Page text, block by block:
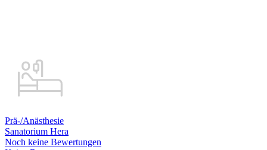
Prä-/Anästhesie
Sanatorium Hera
Noch keine Bewertungen